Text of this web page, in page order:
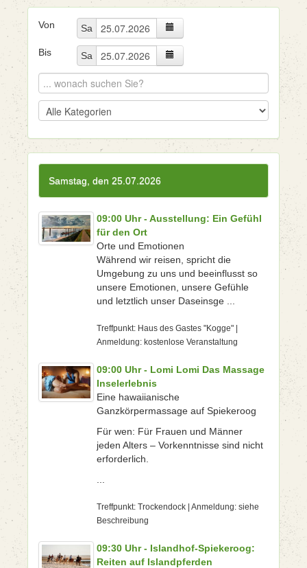
Von Sa
Bis Sa
Samstag, den 25.07.2026
09:00 Uhr - Ausstellung: Ein Gefühl
für den Ort
Orte und Emotionen
Während wir reisen, spricht die
Umgebung zu uns und beeinflusst so
unsere Emotionen, unsere Gefühle
und letztlich unser Daseinsge ...
Treffpunkt: Haus des Gastes "Kogge" |
Anmeldung: kostenlose Veranstaltung
09:00 Uhr - Lomi Lomi Das Massage
Inselerlebnis
Eine hawaiianische
Ganzkörpermassage auf Spiekeroog
Für wen: Für Frauen und Männer
jeden Alters – Vorkenntnisse sind nicht
erforderlich.
Treffpunkt: Trockendock | Anmeldung: siehe
Beschreibung
09:30 Uhr - Islandhof-Spiekeroog:
Reiten auf Islandpferden